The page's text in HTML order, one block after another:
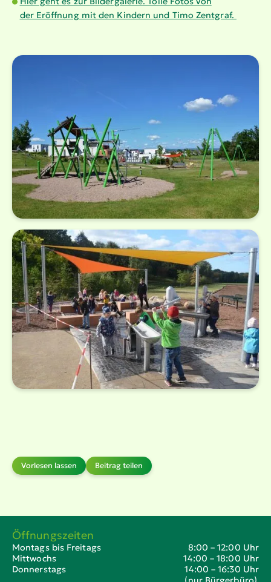
Öffnungszeiten
Montags bis Freitags
8:00 – 12:00 Uhr
Mittwochs
14:00 – 18:00 Uhr
Donnerstags
14:00 – 16:30 Uhr
der Eröffnung mit den Kindern und Timo Zentgraf.
Vorlesen lassen Beitrag teilen